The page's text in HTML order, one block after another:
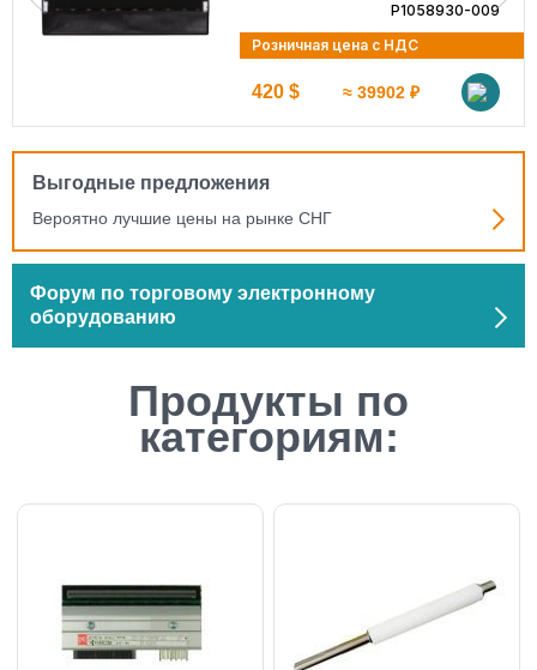
009
Розничная цена с НДС
69 $ ≈ 6556 ₽
Выгодные предложения
Вероятно лучшие цены на рынке СНГ
Форум по торговому электронному
оборудованию
Продукты по
категориям: